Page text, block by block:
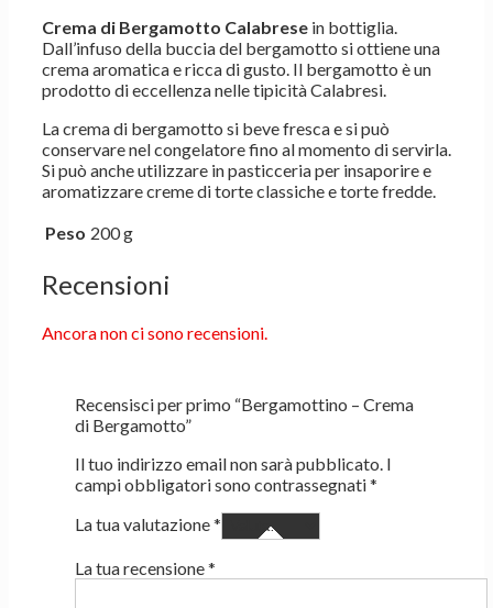
Crema di Bergamotto Calabrese in bottiglia.
Dall’infuso della buccia del bergamotto si ottiene una
crema aromatica e ricca di gusto. Il bergamotto è un
prodotto di eccellenza nelle tipicità Calabresi.
La crema di bergamotto si beve fresca e si può
conservare nel congelatore fino al momento di servirla.
Si può anche utilizzare in pasticceria per insaporire e
aromatizzare creme di torte classiche e torte fredde.
Peso 200 g
Recensioni
Ancora non ci sono recensioni.
Recensisci per primo “Bergamottino – Crema
di Bergamotto”
Il tuo indirizzo email non sarà pubblicato. I
campi obbligatori sono contrassegnati*
La tua valutazione*
La tua recensione*